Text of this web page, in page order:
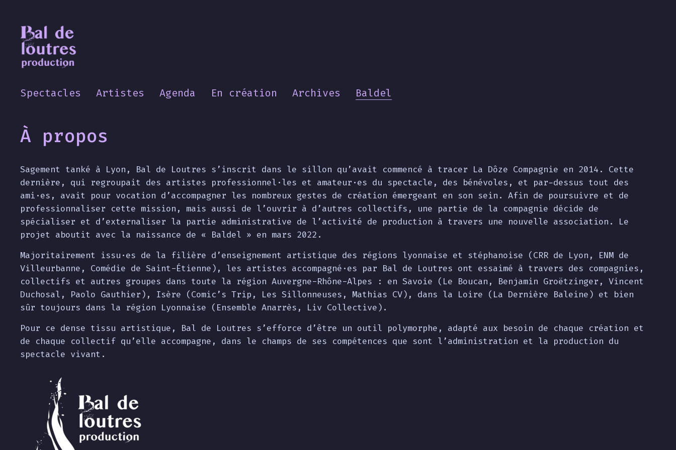
Spectacles Artistes Agenda En création Archives Baldel
À propos
Sagement tanké à Lyon, Bal de Loutres s’inscrit dans le sillon qu’avait commencé à tracer La Dôze Compagnie en 2014. Cette
dernière, qui regroupait des artistes professionnel·les et amateur·es du spectacle, des bénévoles, et par-dessus tout des
ami·es, avait pour vocation d’accompagner les nombreux gestes de création émergeant en son sein. Afin de poursuivre et de
professionnaliser cette mission, mais aussi de l’ouvrir à d’autres collectifs, une partie de la compagnie décide de
spécialiser et d’externaliser la partie administrative de l’activité de production à travers une nouvelle association. Le
projet aboutit avec la naissance de « Baldel » en mars 2022.
Majoritairement issu·es de la filière d’enseignement artistique des régions lyonnaise et stéphanoise (CRR de Lyon, ENM de
Villeurbanne, Comédie de Saint-Étienne), les artistes accompagné·es par Bal de Loutres ont essaimé à travers des compagnies,
collectifs et autres groupes dans toute la région Auvergne-Rhône-Alpes : en Savoie (Le Boucan, Benjamin Groëtzinger, Vincent
Duchosal, Paolo Gauthier), Isère (Comic’s Trip, Les Sillonneuses, Mathias CV), dans la Loire (La Dernière Baleine) et bien
sûr toujours dans la région Lyonnaise (Ensemble Anarrès, Liv Collective).
Pour ce dense tissu artistique, Bal de Loutres s’efforce d’être un outil polymorphe, adapté aux besoin de chaque création et
de chaque collectif qu’elle accompagne, dans le champs de ses compétences que sont l’administration et la production du
spectacle vivant.